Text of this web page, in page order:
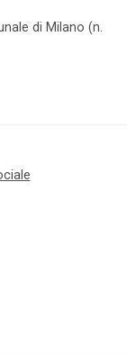
di Milano (n.